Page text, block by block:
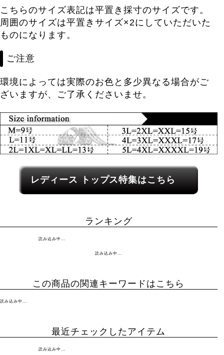
こちらのサイズ表記は平置き採寸のサイズです。
周囲のサイズは平置きサイズ×2にしていただいた
ものになります。
ご注意
環境によっては実際のお色と多少異なる場合がご
ざいますが、ご了承くださいませ。
レディース関連カテゴリーへのリンク
レディース トップス特集はこちら
ランキング
読み込み中...
読み込み中...
この商品の関連キーワードはこちら
読み込み中...
最近チェックしたアイテム
読み込み中...